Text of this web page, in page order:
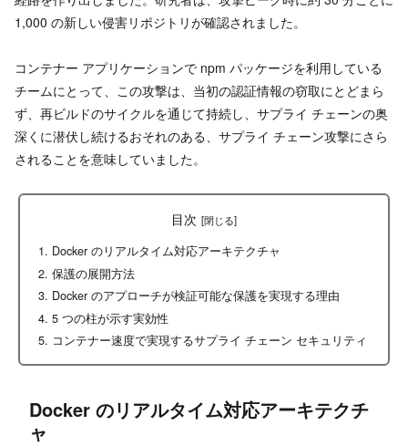
1,000 の新しい侵害リポジトリが確認されました。
コンテナー アプリケーションで npm パッケージを利用している
チームにとって、この攻撃は、当初の認証情報の窃取にとどまら
ず、再ビルドのサイクルを通じて持続し、サプライ チェーンの奥
深くに潜伏し続けるおそれのある、サプライ チェーン攻撃にさら
されることを意味していました。
目次
Docker のリアルタイム対応アーキテクチャ
保護の展開方法
Docker のアプローチが検証可能な保護を実現する理由
5 つの柱が示す実効性
コンテナー速度で実現するサプライ チェーン セキュリティ
Docker のリアルタイム対応アーキテクチ
ャ